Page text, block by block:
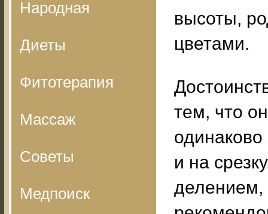
Народная
Диеты
Фитотерапия
Массаж
Советы
Медпоиск
высоты,
цветами.
тем, что
и на
делением,